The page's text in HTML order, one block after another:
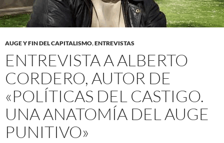
AUGE Y FIN DEL CAPITALISMO,ENTREVISTAS
ENTREVISTA A ALBERTO
CORDERO, AUTOR DE
«POLÍTICAS DEL CASTIGO.
UNA ANATOMÍA DEL AUGE
PUNITIVO»